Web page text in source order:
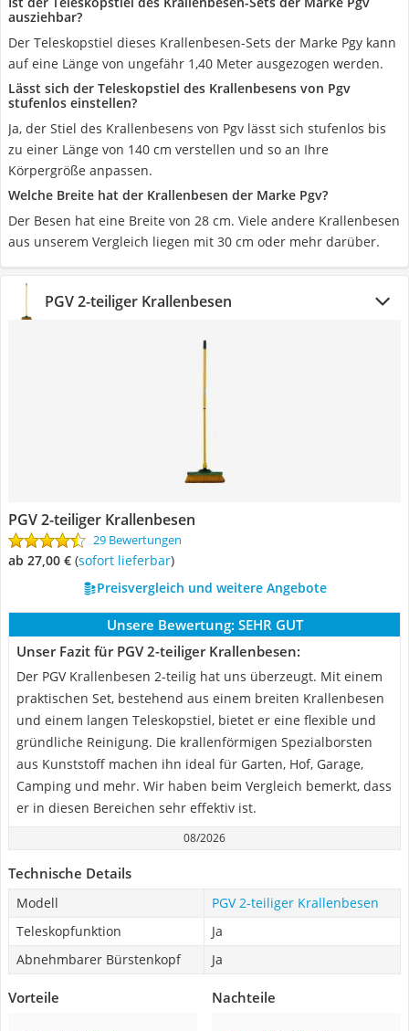
ausziehbar?
Der Teleskopstiel dieses Krallenbesen-Sets der Marke Pgy kann
auf eine Länge von ungefähr 1,40 Meter ausgezogen werden.
Lässt sich der Teleskopstiel des Krallenbesens von Pgv
stufenlos einstellen?
Ja, der Stiel des Krallenbesens von Pgv lässt sich stufenlos bis
zu einer Länge von 140 cm verstellen und so an Ihre
Körpergröße anpassen.
Welche Breite hat der Krallenbesen der Marke Pgv?
Der Besen hat eine Breite von 28 cm. Viele andere Krallenbesen
aus unserem Vergleich liegen mit 30 cm oder mehr darüber.
PGV 2-teiliger Krallenbesen
PGV 2-teiliger Krallenbesen
29 Bewertungen
ab 27,00 € ( Sofort lieferbar)
Preisvergleich und weitere Angebote
Unsere Bewertung: SEHR GUT
Unser Fazit für PGV 2-teiliger Krallenbesen:
Der PGV Krallenbesen 2-teilig hat uns überzeugt. Mit einem
praktischen Set, bestehend aus einem breiten Krallenbesen
und einem langen Teleskopstiel, bietet er eine flexible und
gründliche Reinigung. Die krallenförmigen Spezialborsten
aus Kunststoff machen ihn ideal für Garten, Hof, Garage,
Camping und mehr. Wir haben beim Vergleich bemerkt, dass
er in diesen Bereichen sehr effektiv ist.
08/2026
Technische Details
Modell
PGV 2-teiliger Krallenbesen
Teleskopfunktion
Ja
Abnehmbarer Bürstenkopf
Ja
Vorteile Nachteile